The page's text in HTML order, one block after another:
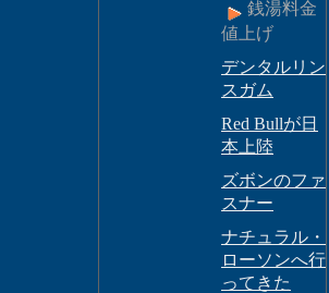
銭湯料金
値上げ
デンタルリン
スガム
Red Bullが日
本上陸
ズボンのファ
スナー
ナチュラル・
ローソンへ行
ってきた